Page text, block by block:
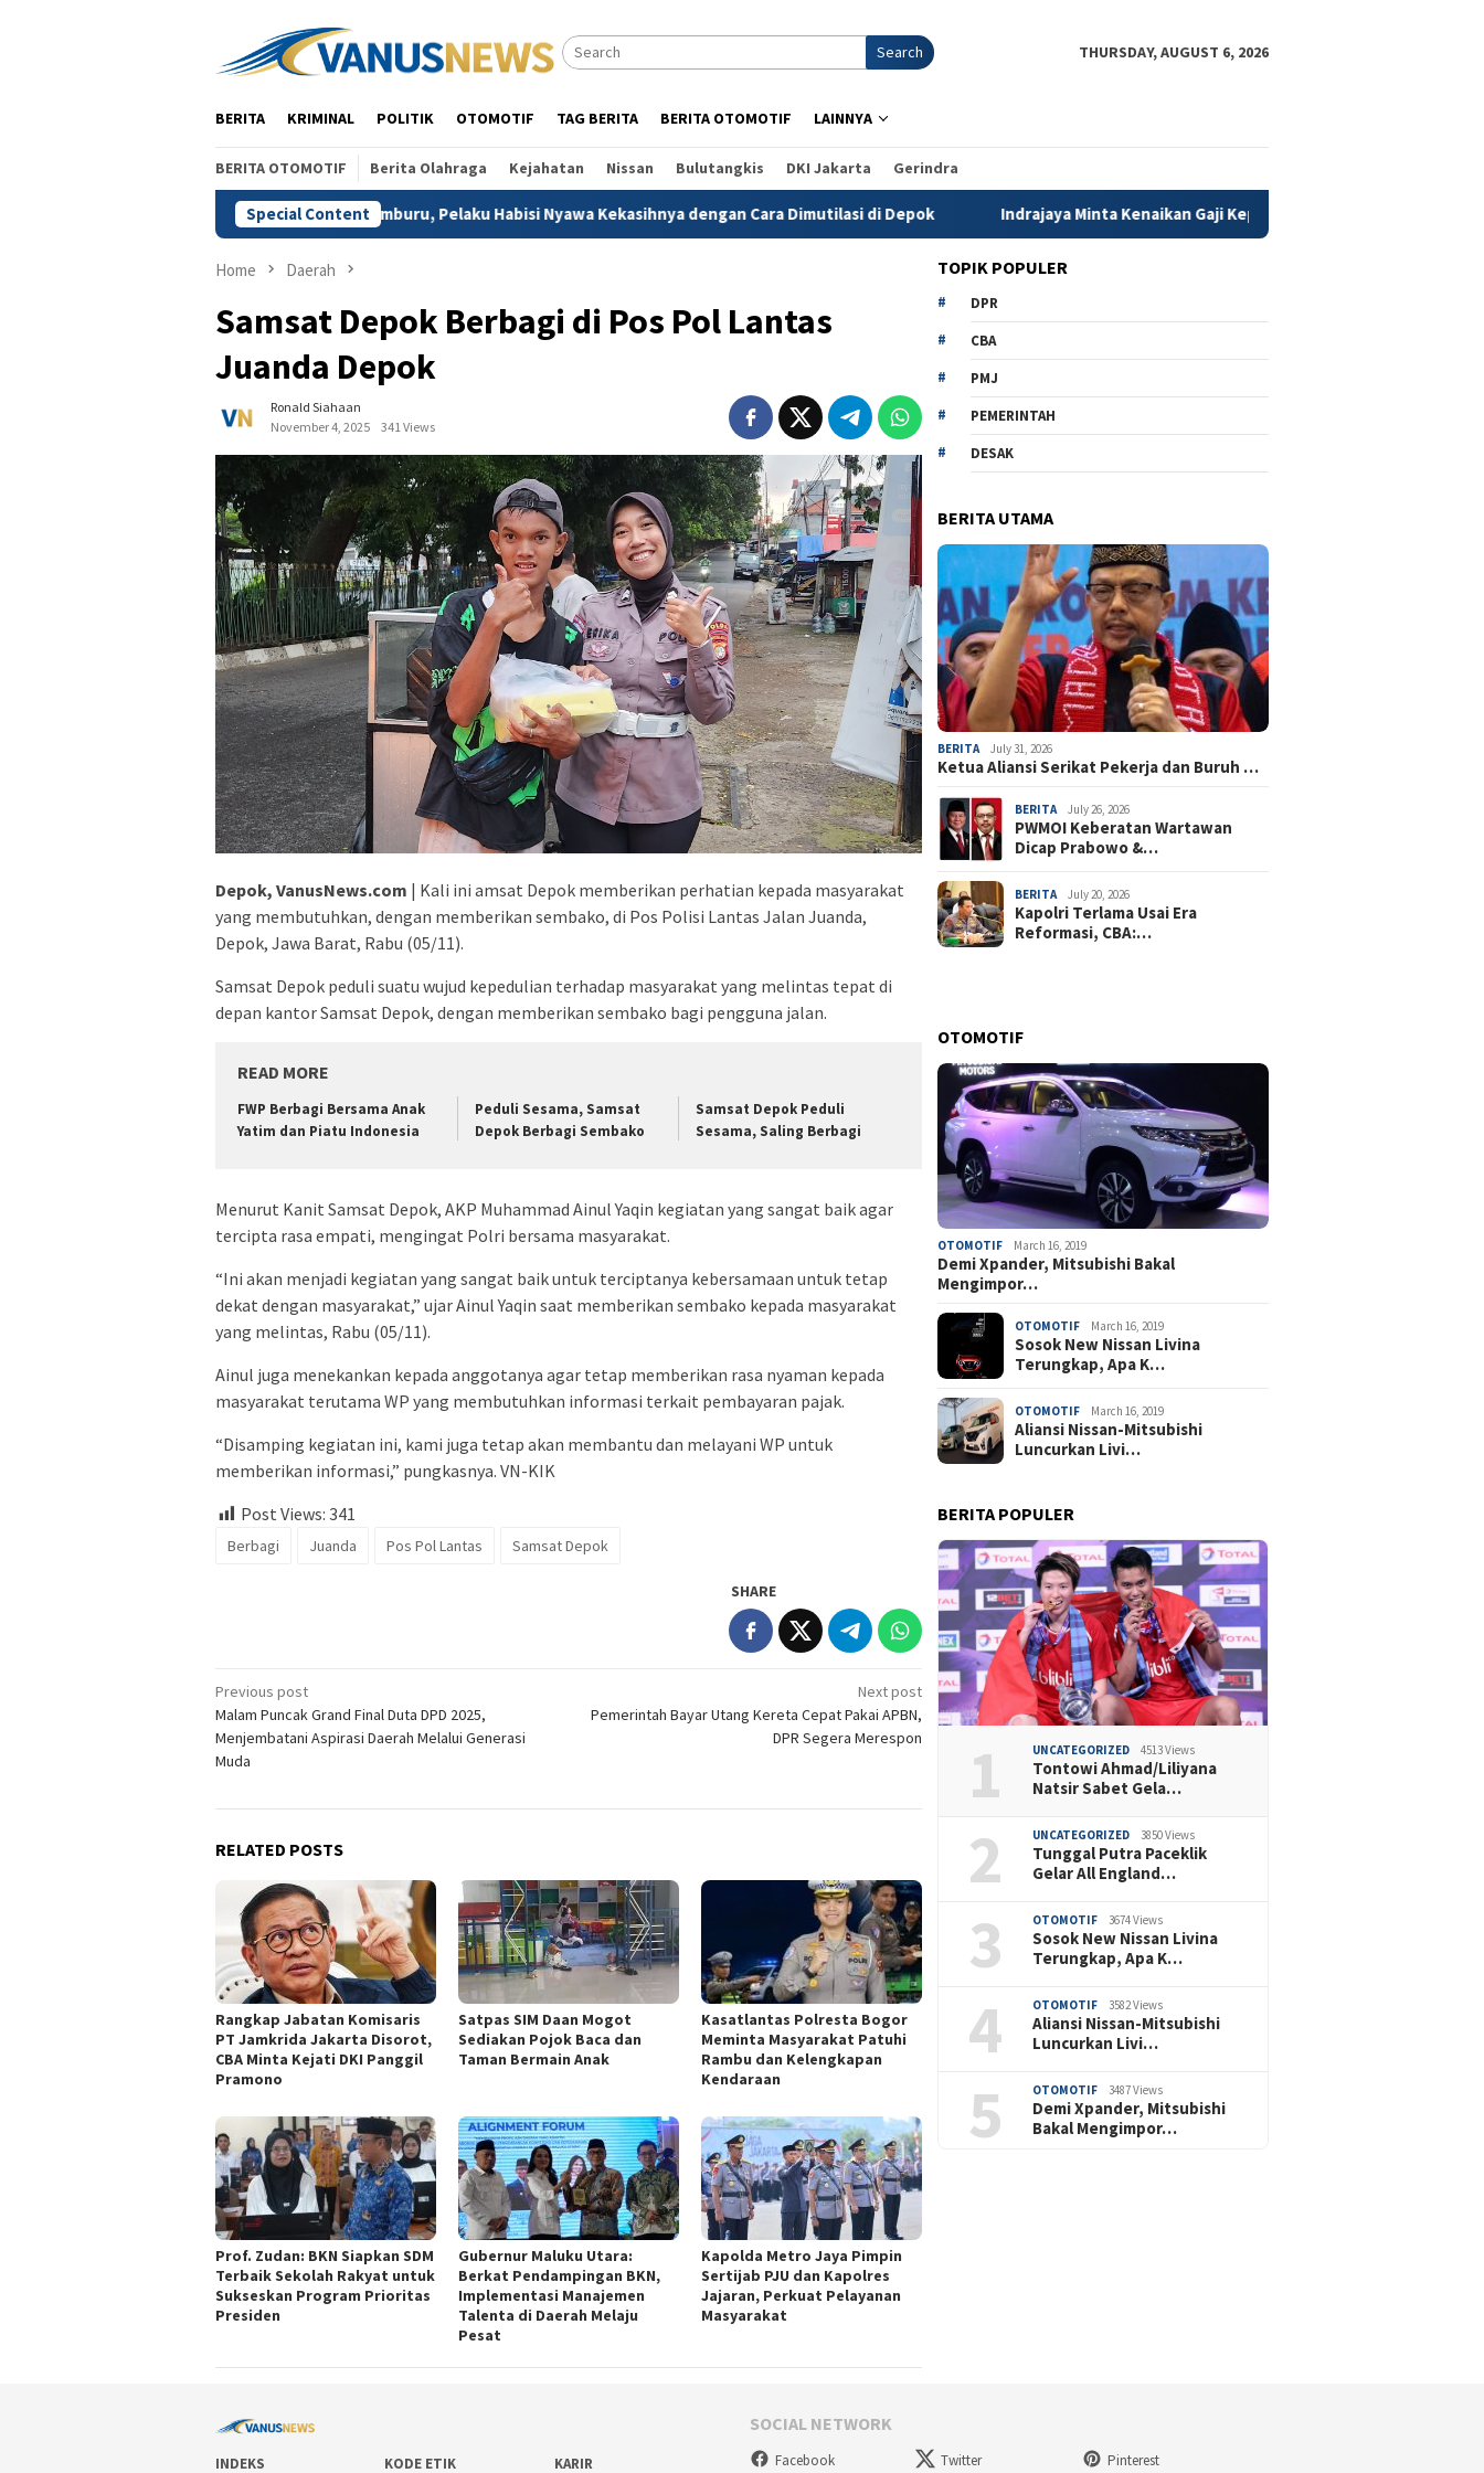
Search THURSDAY, AUGUST 6, 2026
BERITA KRIMINAL POLITIK OTOMOTIF TAG BERITA BERITA OTOMOTIF LAINNYA
BERITA OTOMOTIF Berita Olahraga Kejahatan Nissan Bulutangkis DKI Jakarta Gerindra
Special Content
Diduga Cemburu, Pelaku Habisi Nyawa Kekasihnya dengan Cara Dimutilasi di Depok Indrajaya Minta Kenaikan Gaji Kepala Daerah Dikaji Matang dan Berbasis
Home Daerah
Samsat Depok Berbagi di Pos Pol Lantas
Juanda Depok
Ronald Siahaan
November 4, 2025
341 Views
Depok, VanusNews.com | Kali ini amsat Depok memberikan perhatian kepada masyarakat
yang membutuhkan, dengan memberikan sembako, di Pos Polisi Lantas Jalan Juanda,
Depok, Jawa Barat, Rabu (05/11).
Samsat Depok peduli suatu wujud kepedulian terhadap masyarakat yang melintas tepat di
depan kantor Samsat Depok, dengan memberikan sembako bagi pengguna jalan.
READ MORE
FWP Berbagi Bersama Anak
Yatim dan Piatu Indonesia
Peduli Sesama, Samsat
Depok Berbagi Sembako
Samsat Depok Peduli
Sesama, Saling Berbagi
Menurut Kanit Samsat Depok, AKP Muhammad Ainul Yaqin kegiatan yang sangat baik agar
tercipta rasa empati, mengingat Polri bersama masyarakat.
“Ini akan menjadi kegiatan yang sangat baik untuk terciptanya kebersamaan untuk tetap
dekat dengan masyarakat,” ujar Ainul Yaqin saat memberikan sembako kepada masyarakat
yang melintas, Rabu (05/11).
Ainul juga menekankan kepada anggotanya agar tetap memberikan rasa nyaman kepada
masyarakat terutama WP yang membutuhkan informasi terkait pembayaran pajak.
“Disamping kegiatan ini, kami juga tetap akan membantu dan melayani WP untuk
memberikan informasi,” pungkasnya. VN-KIK
Post Views: 341
Berbagi Juanda Pos Pol Lantas Samsat Depok
SHARE
Post
navigation
Previous post
Malam Puncak Grand Final Duta DPD 2025,
Menjembatani Aspirasi Daerah Melalui Generasi
Muda
Next post
Pemerintah Bayar Utang Kereta Cepat Pakai APBN,
DPR Segera Merespon
RELATED POSTS
Rangkap Jabatan Komisaris
PT Jamkrida Jakarta Disorot,
CBA Minta Kejati DKI Panggil
Pramono
Satpas SIM Daan Mogot
Sediakan Pojok Baca dan
Taman Bermain Anak
Kasatlantas Polresta Bogor
Meminta Masyarakat Patuhi
Rambu dan Kelengkapan
Kendaraan
Prof. Zudan: BKN Siapkan SDM
Terbaik Sekolah Rakyat untuk
Sukseskan Program Prioritas
Presiden
Gubernur Maluku Utara:
Berkat Pendampingan BKN,
Implementasi Manajemen
Talenta di Daerah Melaju
Pesat
Kapolda Metro Jaya Pimpin
Sertijab PJU dan Kapolres
Jajaran, Perkuat Pelayanan
Masyarakat
TOPIK POPULER
DPR
CBA
PMJ
PEMERINTAH
DESAK
BERITA UTAMA
BERITA July 31, 2026
Ketua Aliansi Serikat Pekerja dan Buruh …
BERITA July 26, 2026
PWMOI Keberatan Wartawan
Dicap Prabowo &…
BERITA July 20, 2026
Kapolri Terlama Usai Era
Reformasi, CBA:…
OTOMOTIF
OTOMOTIF March 16, 2019
Demi Xpander, Mitsubishi Bakal
Mengimpor…
OTOMOTIF March 16, 2019
Sosok New Nissan Livina
Terungkap, Apa K…
OTOMOTIF March 16, 2019
Aliansi Nissan-Mitsubishi
Luncurkan Livi…
BERITA POPULER
1 UNCATEGORIZED 4513 Views
Tontowi Ahmad/Liliyana
Natsir Sabet Gela…
2 UNCATEGORIZED 3850 Views
Tunggal Putra Paceklik
Gelar All England…
3 OTOMOTIF 3674 Views
Sosok New Nissan Livina
Terungkap, Apa K…
4 OTOMOTIF 3582 Views
Aliansi Nissan-Mitsubishi
Luncurkan Livi…
5 OTOMOTIF 3487 Views
Demi Xpander, Mitsubishi
Bakal Mengimpor…
INDEKS KODE ETIK KARIR
SOCIAL NETWORK
Facebook Twitter Pinterest